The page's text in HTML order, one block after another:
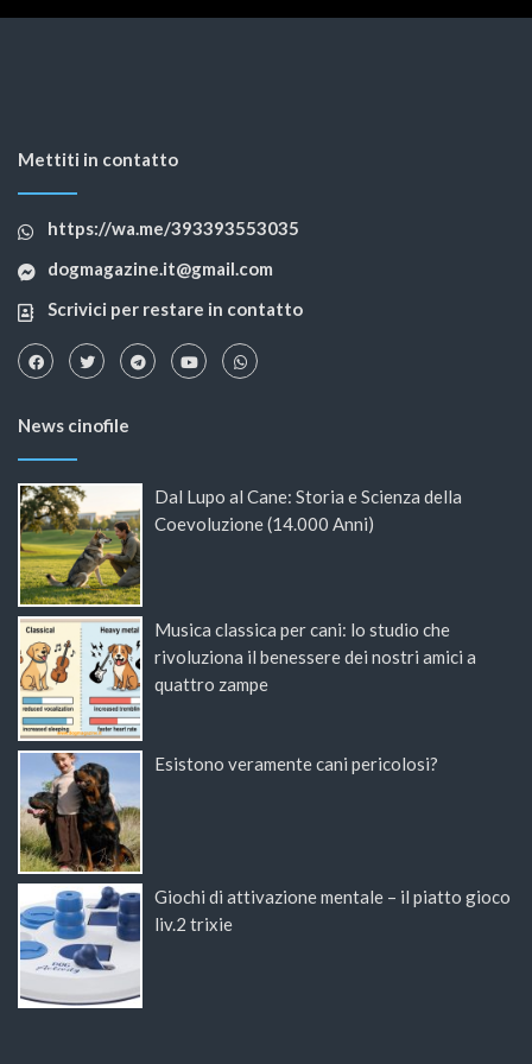
Mettiti in contatto
https://wa.me/393393553035
dogmagazine.it@gmail.com
Scrivici per restare in contatto
News cinofile
Dal Lupo al Cane: Storia e Scienza della
Coevoluzione (14.000 Anni)
Musica classica per cani: lo studio che
rivoluziona il benessere dei nostri amici a
quattro zampe
Esistono veramente cani pericolosi?
Giochi di attivazione mentale – il piatto gioco
liv.2 trixie